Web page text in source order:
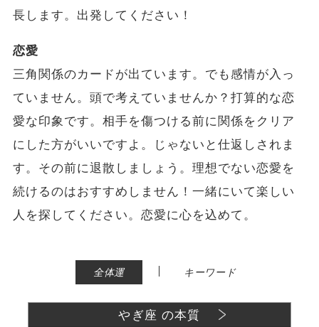
長します。出発してください！
恋愛
三角関係のカードが出ています。でも感情が入っ
ていません。頭で考えていませんか？打算的な恋
愛な印象です。相手を傷つける前に関係をクリア
にした方がいいですよ。じゃないと仕返しされま
す。その前に退散しましょう。理想でない恋愛を
続けるのはおすすめしません！一緒にいて楽しい
人を探してください。恋愛に心を込めて。
全体運 | キーワード
やぎ座 の本質